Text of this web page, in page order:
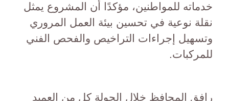
خدماته للمواطنين، مؤكدًا أن المشروع يمثل
نقلة نوعية في تحسين بيئة العمل المروري
وتسهيل إجراءات التراخيص والفحص الفني
للمركبات.
رافق المحافظ خلال الجولة كل من العميد